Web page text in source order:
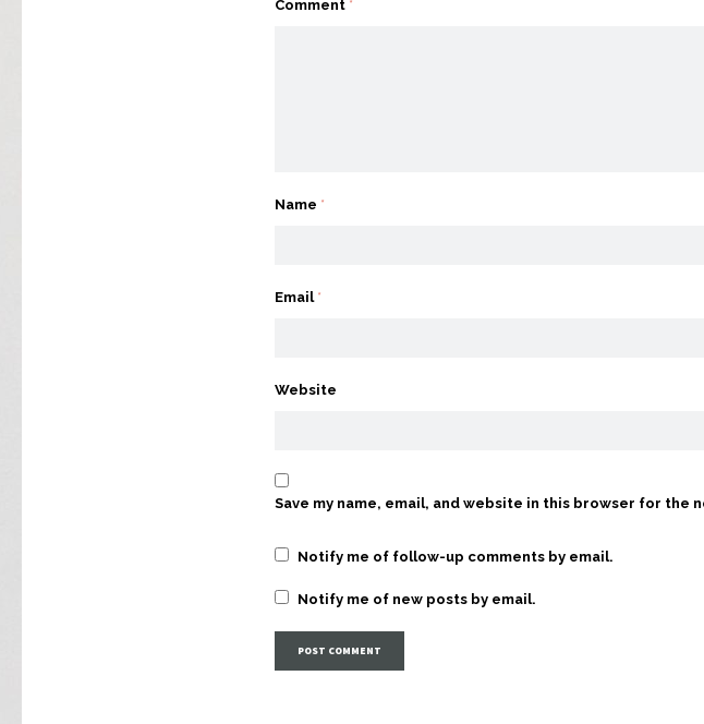
Comment *
Name *
Email *
Website
Save my name, email, and website in this browser for the
Notify me of follow-up comments by email.
Notify me of new posts by email.